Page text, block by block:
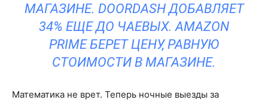
МАГАЗИНЕ. DOORDASH ДОБАВЛЯЕТ
34% ЕЩЕ ДО ЧАЕВЫХ. AMAZON
PRIME БЕРЕТ ЦЕНУ, РАВНУЮ
СТОИМОСТИ В МАГАЗИНЕ.
Математика не врет. Теперь ночные выезды за